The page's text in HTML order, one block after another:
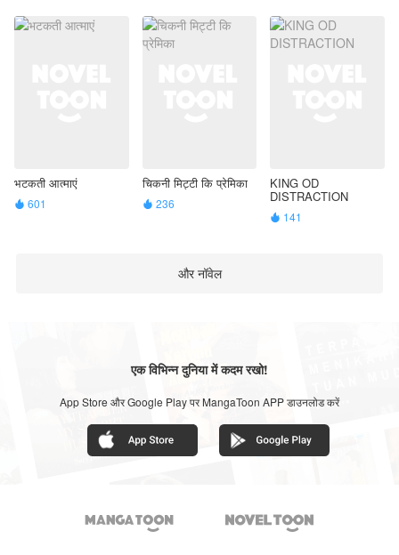
भटकती आत्माएं
 601
चिकनी मिट्टी कि प्रेमिका
 236
KING OD
DISTRACTION
 141
और नॉवेल
एक विभिन्न दुनिया में कदम रखो!
App Store और Google Play पर MangaToon APP डाउनलोड करें
 